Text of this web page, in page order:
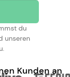
du
unseren
Kunden an